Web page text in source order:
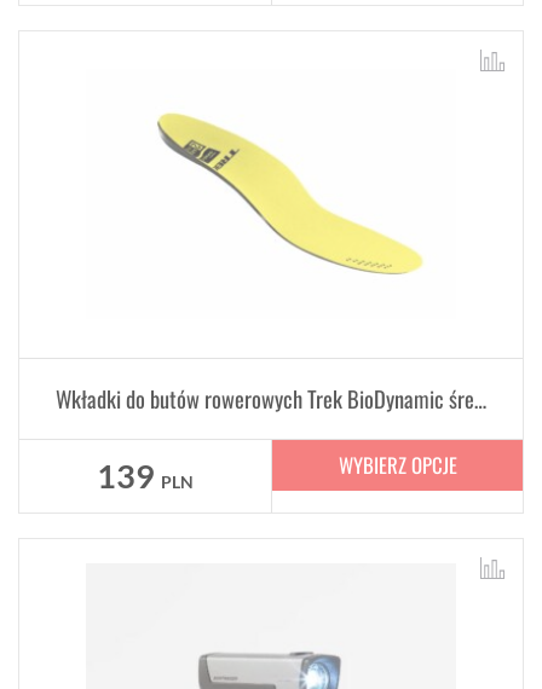
Wkładki do butów rowerowych Trek BioDynamic średni łuk
139 PLN
WYBIERZ OPCJE